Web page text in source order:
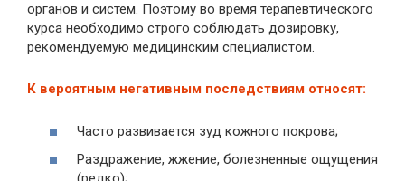
органов и систем. Поэтому во время терапевтического
курса необходимо строго соблюдать дозировку,
рекомендуемую медицинским специалистом.
К вероятным негативным последствиям относят:
Часто развивается зуд кожного покрова;
Раздражение, жжение, болезненные ощущения